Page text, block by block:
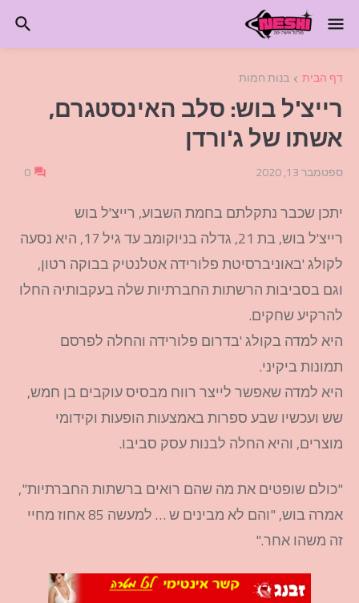
דף הבית בנות חמות
רייצ'ל בוש: סלב האינסטגרם,
אשתו של ג'ורדן
ספטמבר 13, 2020 0
יתכן שכבר נתקלתם בחמת השבוע, רייצ'ל בוש
רייצ'ל בוש, בת 21, גדלה בניוקומב עד גיל 17, היא נסעה
לקולג 'באוניברסיטת פלורידה אטלנטיק בבוקה רטון,
וגם בסביבות הרשתות החברתיות שלה בעקבותיה החלו
להרקיע שחקים.
היא למדה בקולג 'בדרום פלורידה והחלה לפרסם
תמונות ביקיני.
היא למדה שאפשר לייצר רווח מבסיס עוקבים בן חמש,
שש ועכשיו שבע ספרות באמצעות הופעות וקידומי
מוצרים, והיא החלה לבנות עסק סביבו.
"כולם שופטים את מה שהם רואים ברשתות החברתיות",
אמרה בוש, "והם לא מבינים ש … למעשה 85 אחוז מחיי
זה משהו אחר."